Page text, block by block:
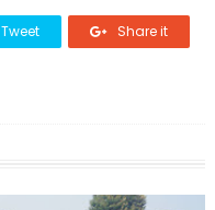
Tweet Share it